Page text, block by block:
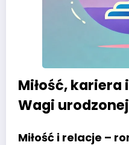
Miłość, kariera
Wagi
Miłość i relacje –